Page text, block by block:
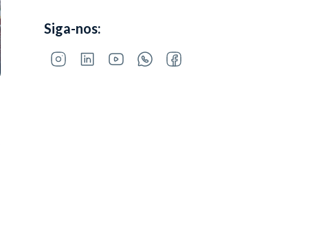
Siga-nos: